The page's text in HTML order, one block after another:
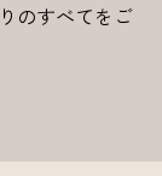
のすべてをご